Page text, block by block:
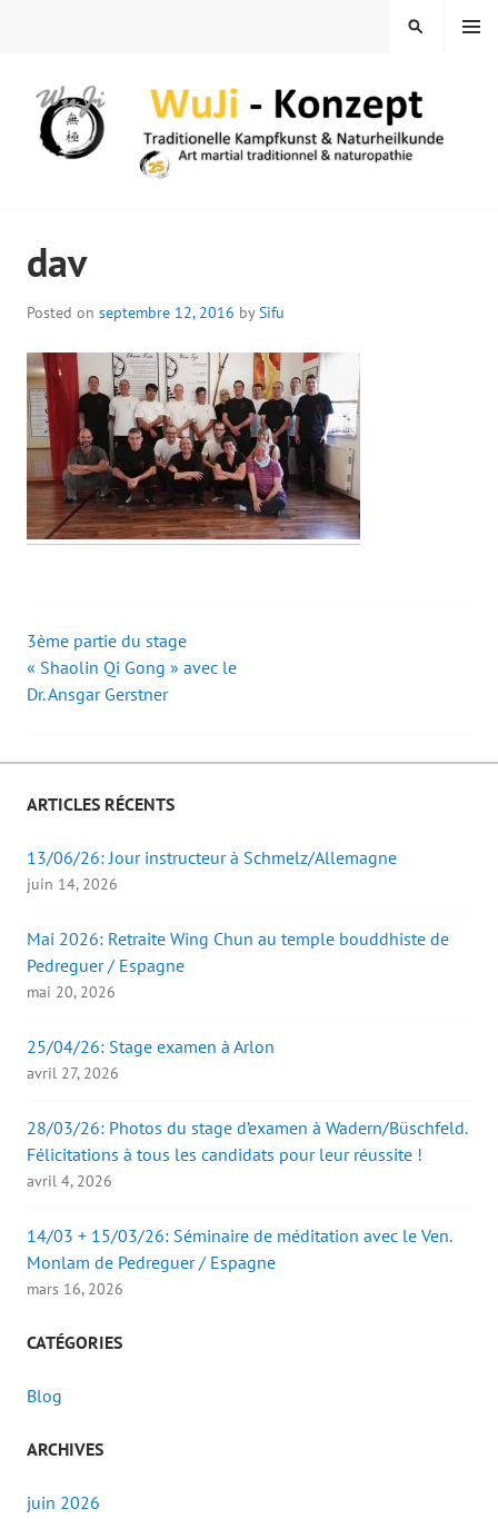
MENU
SEARCH
dav
Posted on septembre 12, 2016 bySifu
Post
navigation
3ème partie du stage
« Shaolin Qi Gong » avec le
Dr. Ansgar Gerstner
ARTICLES RÉCENTS
13/06/26: Jour instructeur à Schmelz/Allemagne
juin 14, 2026
Mai 2026: Retraite Wing Chun au temple bouddhiste de
Pedreguer / Espagne
mai 20, 2026
25/04/26: Stage examen à Arlon
avril 27, 2026
28/03/26: Photos du stage d’examen à Wadern/Büschfeld.
Félicitations à tous les candidats pour leur réussite !
avril 4, 2026
14/03 + 15/03/26: Séminaire de méditation avec le Ven.
Monlam de Pedreguer / Espagne
mars 16, 2026
CATÉGORIES
Blog
ARCHIVES
juin 2026